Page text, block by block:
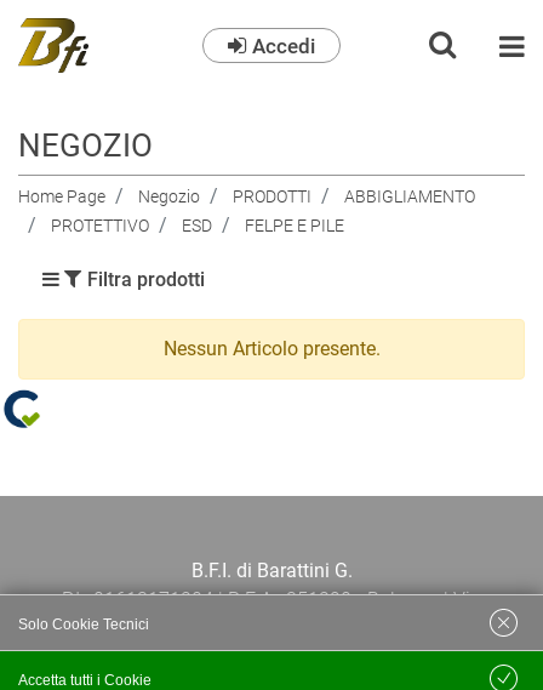
Accedi
NEGOZIO
Home Page Negozio PRODOTTI
ABBIGLIAMENTO
PROTETTIVO
ESD FELPE E PILE
Filtra prodotti
Nessun Articolo presente.
B.F.I. di Barattini G.
P.I.: 01613171204 | R.E.A.: 351290 - Bologna | Via
Po 13E, 40139, Bologna | Telefono: 051
444638 | Email: bfi@bfi.bo.it
Accetta tutti i Cookie
Solo Cookie Tecnici
Salva